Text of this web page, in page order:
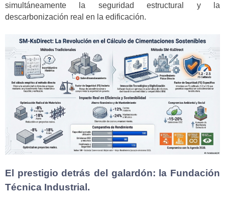
simultáneamente la seguridad estructural y la
descarbonización real en la edificación.
El prestigio detrás del galardón: la Fundación
Técnica Industrial.